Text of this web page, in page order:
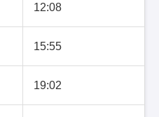
12:08
15:55
19:02